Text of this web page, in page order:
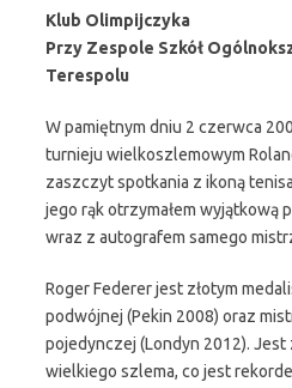
Klub Olimpijczyka
Przy Zespole Szkół
Terespolu
W pamiętnym dniu 2 czerwca
turnieju wielkoszlemowym
zaszczyt spotkania z ikoną
jego rąk otrzymałem wyjątkową
wraz z autografem samego
Roger Federer jest złotym
podwójnej (Pekin 2008) oraz
pojedynczej (Londyn 2012).
wielkiego szlema, co jest